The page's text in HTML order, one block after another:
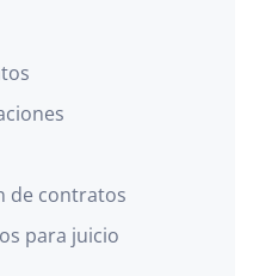
de contratos
para juicio